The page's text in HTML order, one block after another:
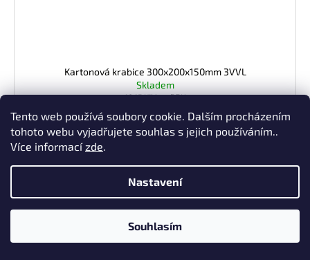
Tento web používá soubory cookie. Dalším procházením
tohoto webu vyjadřujete souhlas s jejich používáním..
Více informacízde.
Nastavení
Souhlasím
Kartonová krabice 300x200x150mm 3VVL
Skladem
10,15 Kč bez DPH
Měrná
cena:
307 Kč / 25 ks
Kvalitní kartonová krabice je skvělým pomocníkem
pro uchovávání a balení produktů. Naše poštovní krabice je...